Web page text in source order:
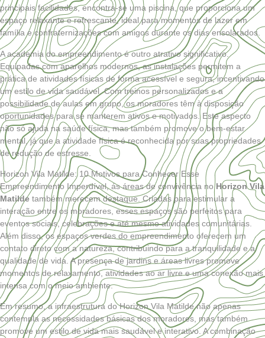
principais facilidades, encontra-se uma piscina, que proporciona um
espaço relaxante e refrescante, ideal para momentos de lazer em
família e confraternizações com amigos durante os dias ensolarados.
A academia do empreendimento é outro atrativo significativo.
Equipadas com aparelhos modernos, as instalações permitem a
prática de atividades físicas de forma acessível e segura, incentivando
um estilo de vida saudável. Com treinos personalizados e a
possibilidade de aulas em grupo, os moradores têm à disposição
oportunidades para se manterem ativos e motivados. Este aspecto
não só ajuda na saúde física, mas também promove o bem-estar
mental, já que a atividade física é reconhecida por suas propriedades
de redução de estresse.
Horizon Vila Matilde: 10 Motivos para Conhecer Esse
Empreendimento Imperdível, ás áreas de convivência noHorizon Vila
Matilde também merecem destaque. Criadas para estimular a
interação entre os moradores, esses espaços são perfeitos para
eventos sociais, celebrações e até mesmo atividades comunitárias.
Além disso, os espaços verdes do empreendimento oferecem um
contato direto com a natureza, contribuindo para a tranquilidade e a
qualidade de vida. A presença de jardins e áreas livres promove
momentos de relaxamento, atividades ao ar livre e uma conexão mais
intensa com o meio ambiente.
Em resumo, a infraestrutura do Horizon Vila Matilde não apenas
contempla as necessidades básicas dos moradores, mas também
promove um estilo de vida mais saudável e interativo. A combinação